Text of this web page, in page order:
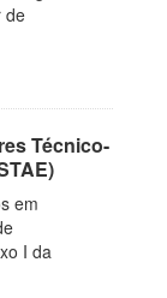
de
Técnico-
em
I da